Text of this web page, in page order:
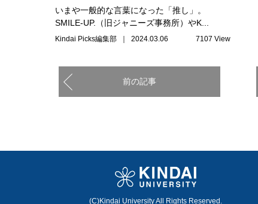
いまや一般的な言葉になった「推し」。
SMILE-UP.（旧ジャニーズ事務所）やK...
Kindai Picks編集部 ｜ 2024.03.06 7107 View
前の記事
(C)Kindai University All Rights Reserved.